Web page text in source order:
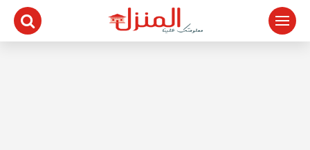
التجاوز
المحتوى